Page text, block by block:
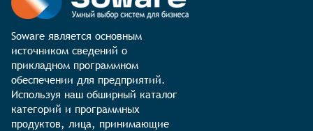
Soware является основным
источником сведений о
прикладном программном
обеспечении для предприятий.
Используя наш обширный каталог
категорий и программных
продуктов, лица, принимающие